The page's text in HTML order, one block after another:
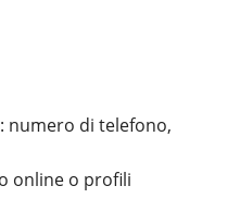
numero di telefono,
online o profili